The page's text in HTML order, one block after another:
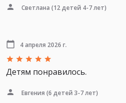
Светлана (12 детей 4-7 лет)
4 апреля 2026 г.
Детям понравилось.
Евгения (6 детей 3-7 лет)